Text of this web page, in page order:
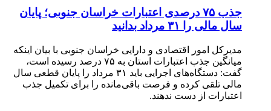
جذب ۷۵ درصدی اعتبارات خراسان جنوبی؛ پایان
سال مالی را ۳۱ مرداد بدانید
مدیرکل امور اقتصادی و دارایی خراسان جنوبی با بیان اینکه
میانگین جذب اعتبارات استان به ۷۵ درصد رسیده است،
گفت: دستگاه‌های اجرایی باید ۳۱ مرداد را پایان قطعی سال
مالی تلقی کرده و فرصت باقی‌مانده را برای تکمیل جذب
اعتبارات از دست ندهند.